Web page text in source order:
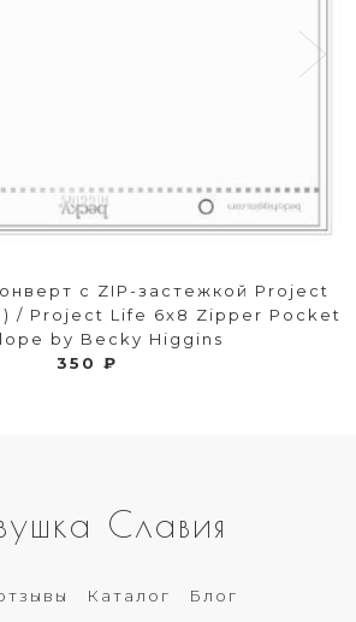
с ZIP-застежкой Project
/ Project Life 6x8 Zipper Pocket
by Becky Higgins
350 ₽
Славия
Каталог Блог